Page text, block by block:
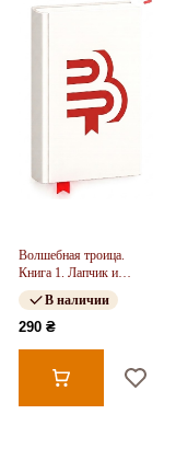
Волшебная троица.
Книга 1. Лапчик и
медвежья храбрость (в)
В наличии
290 ₴